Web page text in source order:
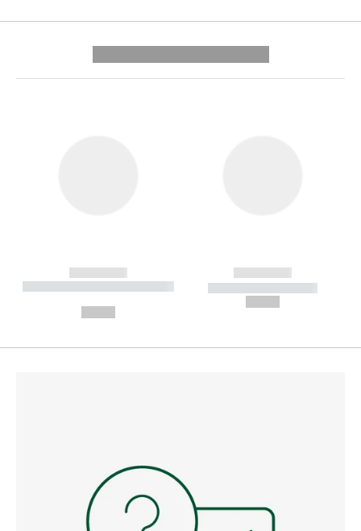
------------
----------- ----------- --------
------------
----------- -----------